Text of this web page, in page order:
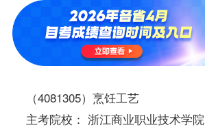
（4081305）烹饪工艺
主考院校： 浙江商业职业技术学院